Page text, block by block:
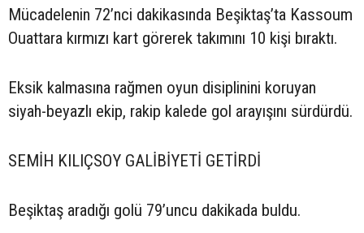
Mücadelenin 72’nci dakikasında Beşiktaş’ta Kassoum
Ouattara kırmızı kart görerek takımını 10 kişi bıraktı.
Eksik kalmasına rağmen oyun disiplinini koruyan
siyah-beyazlı ekip, rakip kalede gol arayışını sürdürdü.
SEMİH KILIÇSOY GALİBİYETİ GETİRDİ
Beşiktaş aradığı golü 79’uncu dakikada buldu.